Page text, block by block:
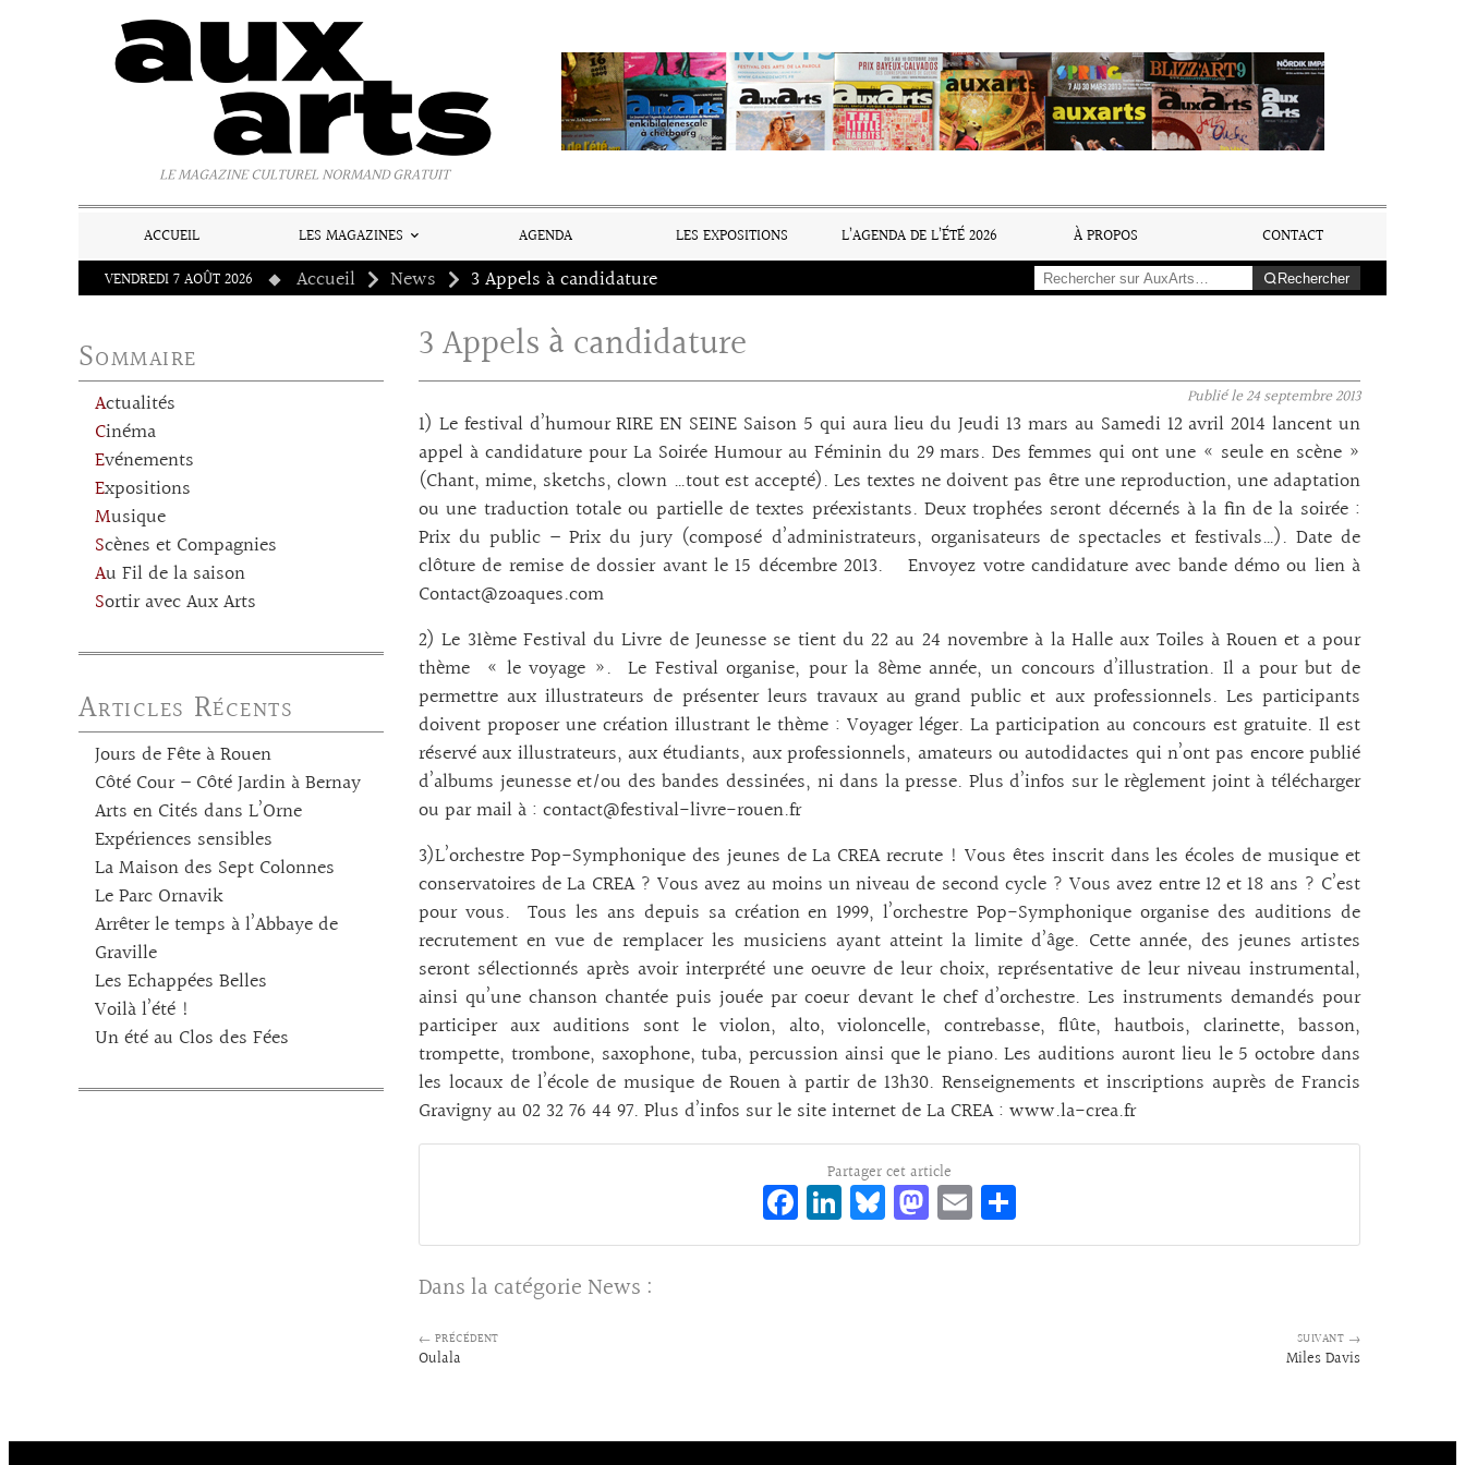
LE MAGAZINE CULTUREL NORMAND GRATUIT
ACCUEIL LES MAGAZINES AGENDA LES EXPOSITIONS L’AGENDA DE L’ÉTÉ 2026 À PROPOS
CONTACT
VENDREDI 7 AOÛT 2026
Accueil News 3 Appels à candidature Rechercher
Sommaire
Actualités
Cinéma
Evénements
Expositions
Musique
Scènes et Compagnies
Au Fil de la saison
Sortir avec Aux Arts
Articles Récents
Jours de Fête à Rouen
Côté Cour – Côté Jardin à Bernay
Arts en Cités dans L’Orne
Expériences sensibles
La Maison des Sept Colonnes
Le Parc Ornavik
Arrêter le temps à l’Abbaye de
Graville
Les Echappées Belles
Voilà l’été !
Un été au Clos des Fées
3 Appels à candidature
Publié le24 septembre 2013
1) Le festival d’humour RIRE EN SEINE Saison 5 qui aura lieu du Jeudi 13 mars au Samedi 12 avril 2014 lancent un
appel à candidature pour La Soirée Humour au Féminin du 29 mars. Des femmes qui ont une « seule en scène »
(Chant, mime, sketchs, clown …tout est accepté). Les textes ne doivent pas être une reproduction, une adaptation
ou une traduction totale ou partielle de textes préexistants. Deux trophées seront décernés à la fin de la soirée :
Prix du public – Prix du jury (composé d’administrateurs, organisateurs de spectacles et festivals…). Date de
clôture de remise de dossier avant le 15 décembre 2013. Envoyez votre candidature avec bande démo ou lien à
Contact@zoaques.com
2) Le 31ème Festival du Livre de Jeunesse se tient du 22 au 24 novembre à la Halle aux Toiles à Rouen et a pour
thème « le voyage ». Le Festival organise, pour la 8ème année, un concours d’illustration. Il a pour but de
permettre aux illustrateurs de présenter leurs travaux au grand public et aux professionnels. Les participants
doivent proposer une création illustrant le thème : Voyager léger. La participation au concours est gratuite. Il est
réservé aux illustrateurs, aux étudiants, aux professionnels, amateurs ou autodidactes qui n’ont pas encore publié
d’albums jeunesse et/ou des bandes dessinées, ni dans la presse. Plus d’infos sur le règlement joint à télécharger
ou par mail à : contact@festival-livre-rouen.fr
3)L’orchestre Pop-Symphonique des jeunes de La CREA recrute ! Vous êtes inscrit dans les écoles de musique et
conservatoires de La CREA ? Vous avez au moins un niveau de second cycle ? Vous avez entre 12 et 18 ans ? C’est
pour vous. Tous les ans depuis sa création en 1999, l’orchestre Pop-Symphonique organise des auditions de
recrutement en vue de remplacer les musiciens ayant atteint la limite d’âge. Cette année, des jeunes artistes
seront sélectionnés après avoir interprété une oeuvre de leur choix, représentative de leur niveau instrumental,
ainsi qu’une chanson chantée puis jouée par coeur devant le chef d’orchestre. Les instruments demandés pour
participer aux auditions sont le violon, alto, violoncelle, contrebasse, flûte, hautbois, clarinette, basson,
trompette, trombone, saxophone, tuba, percussion ainsi que le piano. Les auditions auront lieu le 5 octobre dans
les locaux de l’école de musique de Rouen à partir de 13h30. Renseignements et inscriptions auprès de Francis
Gravigny au 02 32 76 44 97. Plus d’infos sur le site internet de La CREA : www.la-crea.fr
Partager cet article
Fa
ce
Li
n
Bl
ue
M
as
E
m rt
Dans la catégorie News :
← PRÉCÉDENT
Oulala
SUIVANT →
Miles Davis
Panneau de gestion des cookies